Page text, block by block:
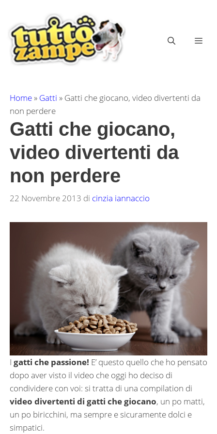
contenuto
Home» Gatti » Gatti che giocano, video divertenti da
non perdere
Gatti che giocano,
video divertenti da
non perdere
22 Novembre 2013 di cinzia iannaccio
I gatti che passione! E’ questo quello che ho pensato
dopo aver visto il video che oggi ho deciso di
condividere con voi: si tratta di una compilation di
video divertenti di gatti che giocano, un po matti,
un po biricchini, ma sempre e sicuramente dolci e
simpatici.